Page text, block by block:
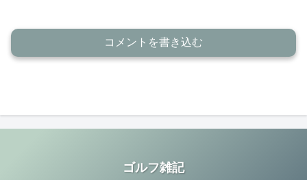
コメントを書き込む
ゴルフ雑記